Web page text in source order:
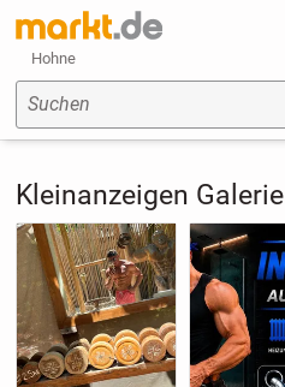
Hohne
Suchen
Kleinanzeigen Galerie